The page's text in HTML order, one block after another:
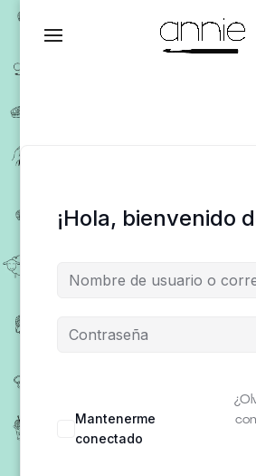
¡Hola, bienvenido
Mantenerme
conectado